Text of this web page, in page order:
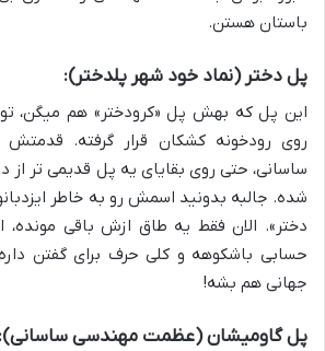
باستان هستن.
پل دختر (نماد خود شهر پلدختر):
این پل که بهش پل «کرودختر» هم میگن،
روی رودخونه کشکان قرار گرفته. قدمتش
ساسانی، حتی روی بقایای یه پل قدیمی تر از
شده. جالبه بدونید اسمش رو به خاطر
دختر». الان فقط یه طاق ازش باقی
حسابی باشکوهه و کلی حرف برای گفتن
جهانی هم بشه!
پل گاومیشان (عظمت مهندسی ساسانی):